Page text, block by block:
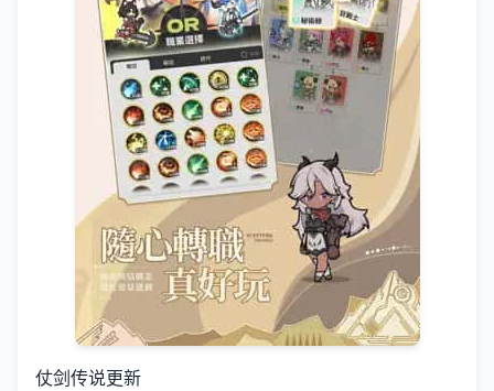
仗剑传说更新